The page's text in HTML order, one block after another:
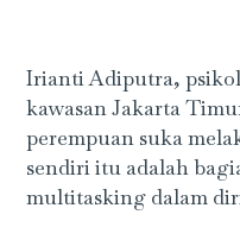
Irianti Adiputra,
kawasan Jakarta
perempuan suka
sendiri itu adalah
multitasking dalam